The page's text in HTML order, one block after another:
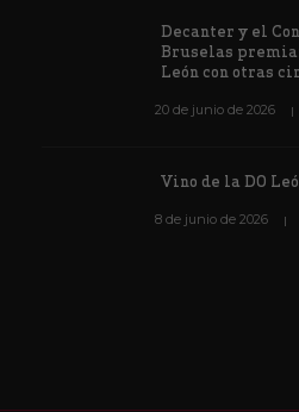
Decanter y el
Bruselas
León con otras
20 de junio de 2026
Vino de la DO
8 de junio de 2026